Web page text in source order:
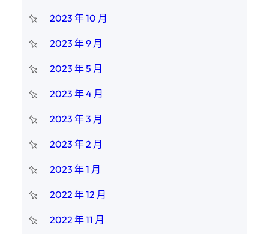
2023 年 10 月
2023 年 9 月
2023 年 5 月
2023 年 4 月
2023 年 3 月
2023 年 2 月
2023 年 1 月
2022 年 12 月
2022 年 11 月